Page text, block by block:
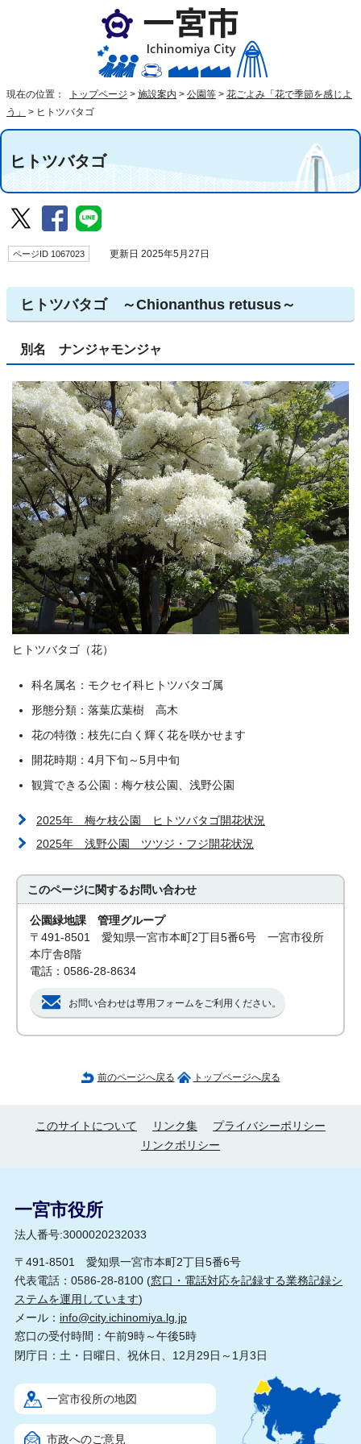
現在の位置： トップページ > 施設案内 > 公園等 > 花ごよみ「花で季節を感じよ
う」
> ヒトツバタゴ
ヒトツバタゴ
ページID 1067023 更新日 2025年5月27日
ヒトツバタゴ ～Chionanthus retusus～
別名 ナンジャモンジャ
ヒトツバタゴ（花）
科名属名：モクセイ科ヒトツバタゴ属
形態分類：落葉広葉樹 高木
花の特徴：枝先に白く輝く花を咲かせます
開花時期：4月下旬～5月中旬
観賞できる公園：梅ケ枝公園、浅野公園
2025年 梅ケ枝公園 ヒトツバタゴ開花状況
2025年 浅野公園 ツツジ・フジ開花状況
このページに関するお問い合わせ
公園緑地課 管理グループ
〒491-8501 愛知県一宮市本町2丁目5番6号 一宮市役所
本庁舎8階
電話：0586-28-8634
お問い合わせは専用フォームをご利用ください。
前のページへ戻る トップページへ戻る
このサイトについて リンク集
プライバシーポリシー
リンクポリシー
一宮市役所
法人番号:3000020232033
〒491-8501 愛知県一宮市本町2丁目5番6号
代表電話：0586-28-8100 (窓口・電話対応を記録する業務記録シ
ステムを運用しています)
メール： info@city.ichinomiya.lg.jp
窓口の受付時間：午前9時～午後5時
閉庁日：土・日曜日、祝休日、12月29日～1月3日
一宮市役所の地図
市政へのご意見